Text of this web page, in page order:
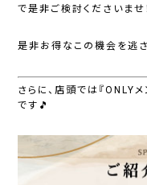
で是非ご検討くださいませ
是非お得なこの機会を逃
さらに、店頭では 『ONLY
です🎵